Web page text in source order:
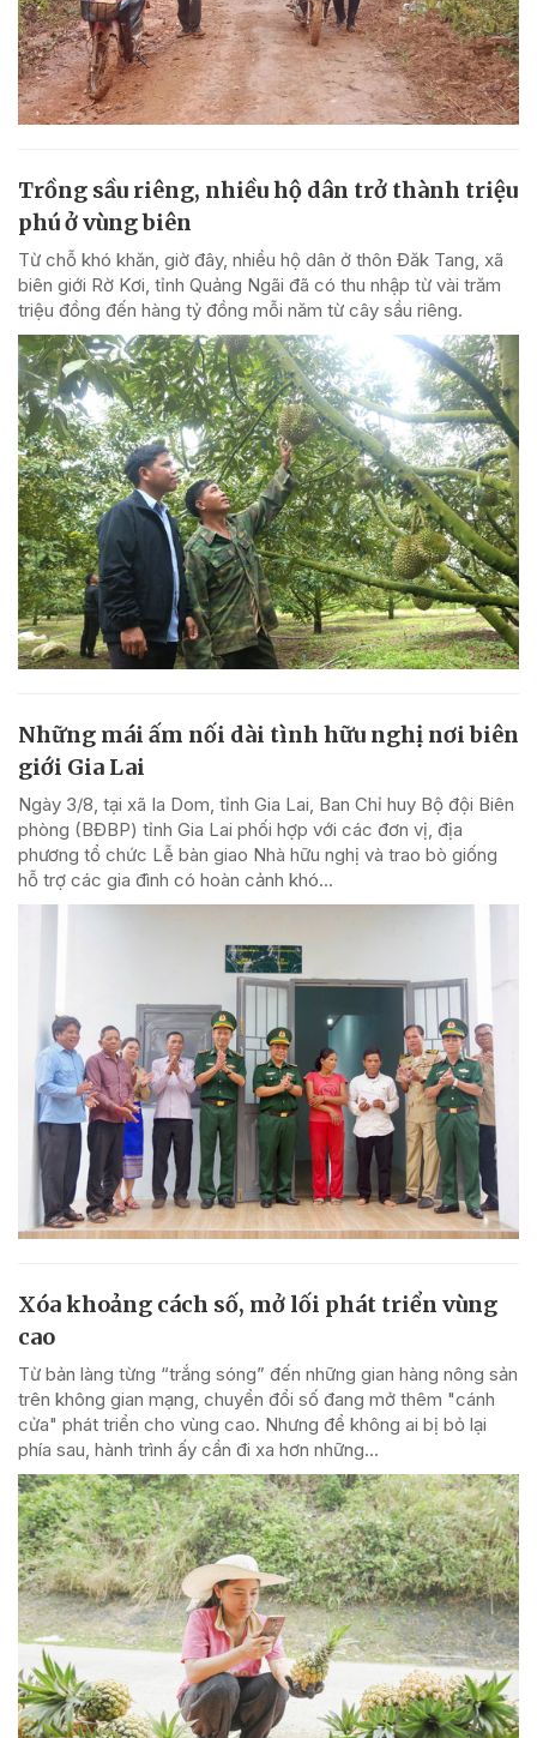
Trồng sầu riêng, nhiều hộ dân trở thành triệu
phú ở vùng biên
Từ chỗ khó khăn, giờ đây, nhiều hộ dân ở thôn Đăk Tang, xã
biên giới Rờ Kơi, tỉnh Quảng Ngãi đã có thu nhập từ vài trăm
triệu đồng đến hàng tỷ đồng mỗi năm từ cây sầu riêng.
Những mái ấm nối dài tình hữu nghị nơi biên
giới Gia Lai
Ngày 3/8, tại xã Ia Dom, tỉnh Gia Lai, Ban Chỉ huy Bộ đội Biên
phòng (BĐBP) tỉnh Gia Lai phối hợp với các đơn vị, địa
phương tổ chức Lễ bàn giao Nhà hữu nghị và trao bò giống
hỗ trợ các gia đình có hoàn cảnh khó...
Xóa khoảng cách số, mở lối phát triển vùng
cao
Từ bản làng từng “trắng sóng” đến những gian hàng nông sản
trên không gian mạng, chuyển đổi số đang mở thêm "cánh
cửa" phát triển cho vùng cao. Nhưng để không ai bị bỏ lại
phía sau, hành trình ấy cần đi xa hơn những...